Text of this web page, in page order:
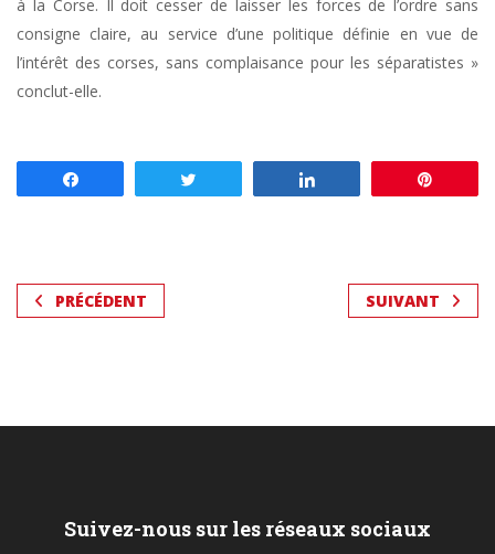
à la Corse. Il doit cesser de laisser les forces de l’ordre sans
consigne claire, au service d’une politique définie en vue de
l’intérêt des corses, sans complaisance pour les séparatistes »
conclut-elle.
PRÉCÉDENT SUIVANT
Suivez-nous sur les réseaux sociaux